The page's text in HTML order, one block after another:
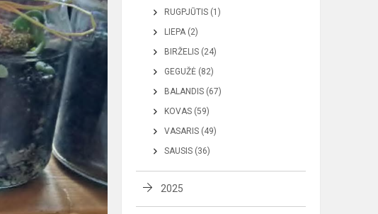
RUGPJŪTIS (1)
LIEPA (2)
BIRŽELIS (24)
GEGUŽĖ (82)
BALANDIS (67)
KOVAS (59)
VASARIS (49)
SAUSIS (36)
2025